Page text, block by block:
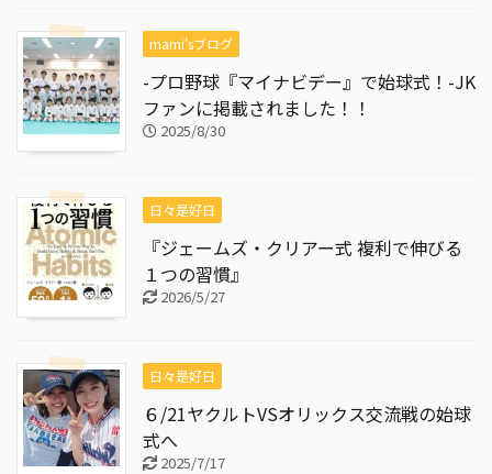
mami'sブログ
-プロ野球『マイナビデー』で始球式！-JK
ファンに掲載されました！！
2025/8/30
日々是好日
『ジェームズ・クリアー式 複利で伸びる
１つの習慣』
2026/5/27
日々是好日
６/21ヤクルトVSオリックス交流戦の始球
式へ
2025/7/17